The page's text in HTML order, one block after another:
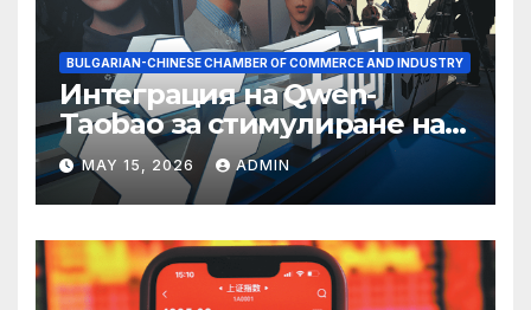
BULGARIAN-CHINESE CHAMBER OF COMMERCE AND INDUSTRY
Интеграция на Qwen-
Taobao за стимулиране на
пазаруването 618
MAY 15, 2026 ADMIN